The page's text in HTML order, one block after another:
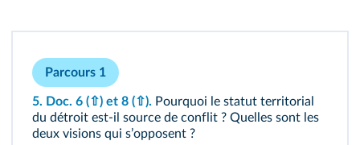
Parcours 1
5. Doc. 6 (⇧) et 8 (⇧). Pourquoi le statut territorial
du détroit est-il source de conflit ? Quelles sont les
deux visions qui sʼopposent ?